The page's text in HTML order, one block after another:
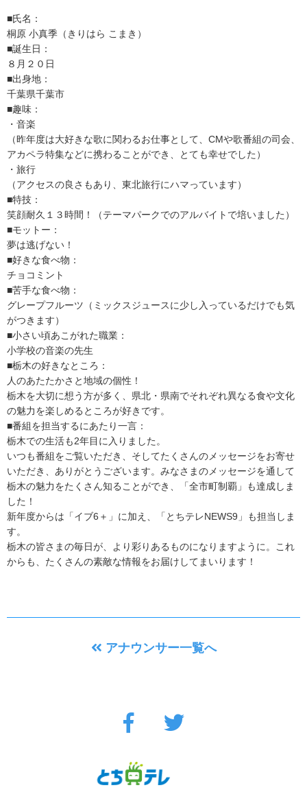
■氏名：
桐原 小真季（きりはら こまき）
■誕生日：
８月２０日
■出身地：
千葉県千葉市
■趣味：
・音楽
（昨年度は大好きな歌に関わるお仕事として、CMや歌番組の司会、
アカペラ特集などに携わることができ、とても幸せでした）
・旅行
（アクセスの良さもあり、東北旅行にハマっています）
■特技：
笑顔耐久１３時間！（テーマパークでのアルバイトで培いました）
■モットー：
夢は逃げない！
■好きな食べ物：
チョコミント
■苦手な食べ物：
グレープフルーツ（ミックスジュースに少し入っているだけでも気
がつきます）
■小さい頃あこがれた職業：
小学校の音楽の先生
■栃木の好きなところ：
人のあたたかさと地域の個性！
栃木を大切に想う方が多く、県北・県南でそれぞれ異なる食や文化
の魅力を楽しめるところが好きです。
■番組を担当するにあたり一言：
栃木での生活も2年目に入りました。
いつも番組をご覧いただき、そしてたくさんのメッセージをお寄せ
いただき、ありがとうございます。みなさまのメッセージを通して
栃木の魅力をたくさん知ることができ、「全市町制覇」も達成しま
した！
新年度からは「イブ6＋」に加え、「とちテレNEWS9」も担当しま
す。
栃木の皆さまの毎日が、より彩りあるものになりますように。これ
からも、たくさんの素敵な情報をお届けしてまいります！
アナウンサー一覧へ